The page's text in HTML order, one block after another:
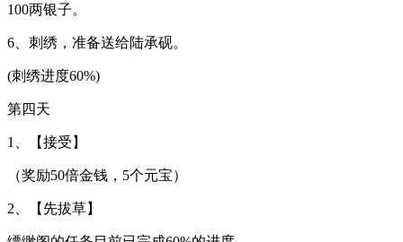
100两银子。
6、刺绣，准备送给陆承砚。
(刺绣进度60%)
第四天
1、【接受】
（奖励50倍金钱，5个元宝）
2、【先拔草】